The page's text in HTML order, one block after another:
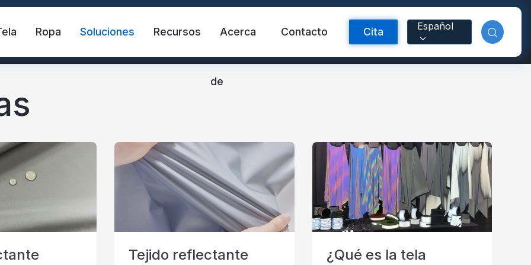
Ropa Soluciones Recursos Acerca
de
Contacto Cita Español
Chaleco de seguridad Cinta reflectante FR Material reflectante
de transferencia de calor Tela reflectante arcoíris
Tejido reflectante
¿Qué es la tela